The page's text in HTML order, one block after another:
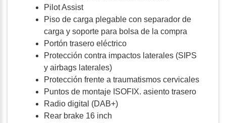
Pilot Assist
Piso de carga plegable con separador de
carga y soporte para bolsa de la compra
Portón trasero eléctrico
Protección contra impactos laterales (SIPS
y airbags laterales)
Protección frente a traumatismos cervicales
Puntos de montaje ISOFIX. asiento trasero
Radio digital (DAB+)
Rear brake 16 inch